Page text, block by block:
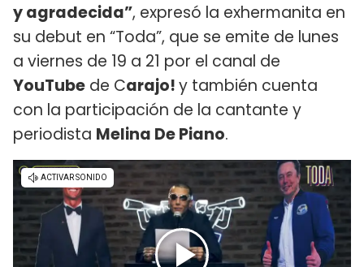
y agradecida”, expresó la exhermanita en
su debut en “Toda”, que se emite de lunes
a viernes de 19 a 21 por el canal de
YouTube de Carajo!y también cuenta
con la participación de la cantante y
periodista Melina De Piano.